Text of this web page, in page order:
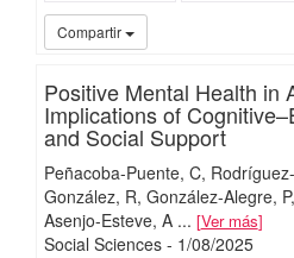
Compartir
Positive Mental Health in
Implications of
and Social Support
Peñacoba-Puente, C
González, R González-Alegre, P
Asenjo-Esteve, A ... Ver más
Social Sciences- 1/08/2025